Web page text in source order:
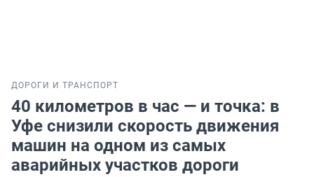
ДОРОГИ И ТРАНСПОРТ
40 километров в час — и точка: в
Уфе снизили скорость движения
машин на одном из самых
аварийных участков дороги